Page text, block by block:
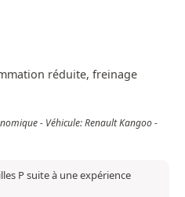
réduite, freinage
- Véhicule: Renault Kangoo -
P suite à une expérience